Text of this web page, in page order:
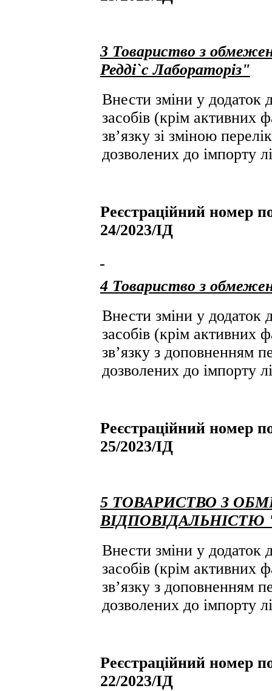
3 Товариство з
Редді`с Лабораторіз"
Внести зміни у додаток
засобів (крім активних
зв’язку зі зміною
дозволених до імпорту
Реєстраційний номер
24/2023/ІД
4 Товариство з
Внести зміни у додаток
засобів (крім активних
зв’язку з доповненням
дозволених до імпорту
Реєстраційний номер
25/2023/ІД
5 ТОВАРИСТВО З
Внести зміни у додаток
засобів (крім активних
зв’язку з доповненням
дозволених до імпорту
Реєстраційний номер
22/2023/ІД